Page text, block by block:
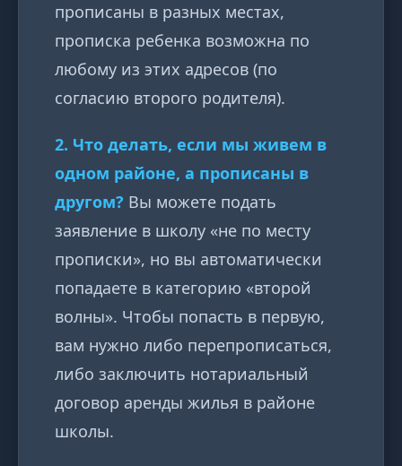
прописаны в разных местах,
прописка ребенка возможна по
любому из этих адресов (по
согласию второго родителя).
2. Что делать, если мы живем в
одном районе, а прописаны в
другом? Вы можете подать
заявление в школу «не по месту
прописки», но вы автоматически
попадаете в категорию «второй
волны». Чтобы попасть в первую,
вам нужно либо перепрописаться,
либо заключить нотариальный
договор аренды жилья в районе
школы.